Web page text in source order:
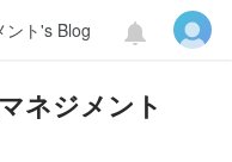
ント's Blog
ネジメント